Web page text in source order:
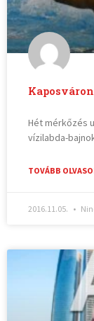
Hét mérkőzés
vízilabda-
TOVÁBB
2016.11.05.